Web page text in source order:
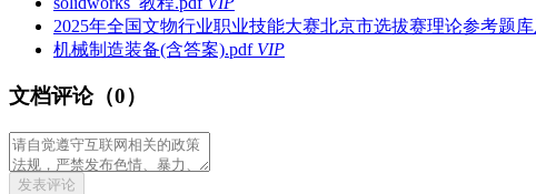
2025年全国文物行业职业技能大赛北京市选拔赛理论参考题
机械制造装备(含答案).pdf VIP
文档评论（0）
发表评论